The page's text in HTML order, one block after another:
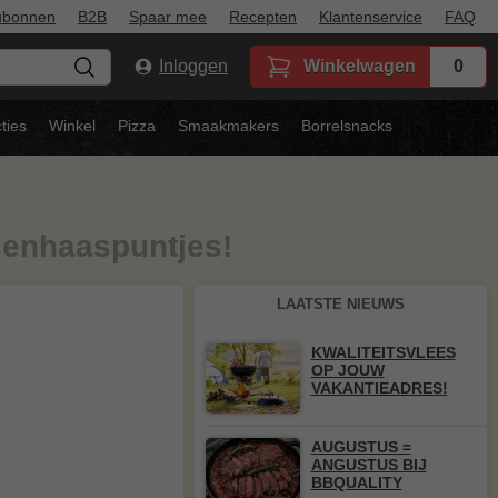
B2B Spaar mee Recepten Klantenservice FAQ
Inloggen Winkelwagen 0
Winkel Pizza Smaakmakers Borrelsnacks
LAATSTE NIEUWS
KWALITEITSVLEES
OP JOUW
VAKANTIEADRES!
AUGUSTUS =
ANGUSTUS BIJ
BBQUALITY